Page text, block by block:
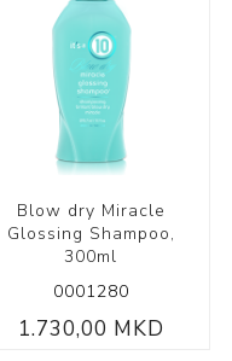
Blow dry Miracle
Glossing Shampoo,
300ml
0001280
1.730,00 MKD